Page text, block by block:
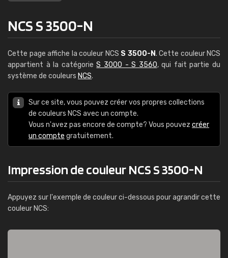
NCS S 3500-N
Cette page affiche la couleur NCS S 3500-N. Cette couleur NCS
appartient à la catégorieS 3000 - S 3560, qui fait partie du
système de couleurs NCS.
Sur ce site, vous pouvez créer vos propres collections
de couleurs NCS avec un compte.
Vous n'avez pas encore de compte? Vous pouvez créer
un compte gratuitement.
Impression de couleur NCS S 3500-N
Appuyez sur l'exemple de couleur ci-dessous pour agrandir cette
couleur NCS: